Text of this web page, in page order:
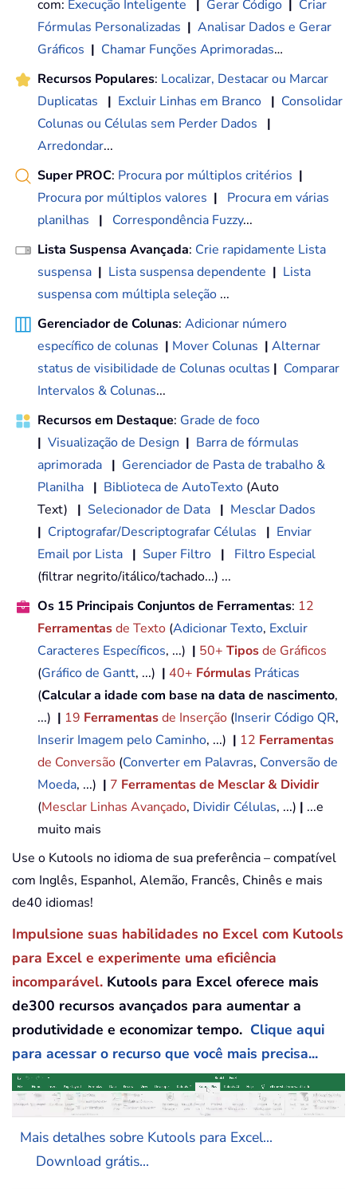
com: Execução Inteligente Gerar Código
Criar
Fórmulas Personalizadas | Analisar Dados e Gerar
Gráficos | Chamar Funções Aprimoradas…
Recursos Populares: Localizar, Destacar ou Marcar
Duplicatas
| Excluir Linhas em Branco | Consolidar
Colunas ou Células sem Perder Dados
|
Arredondar...
Super PROC: Procura por múltiplos critérios |
Procura por múltiplos valores |
Procura em várias
planilhas
| Correspondência Fuzzy...
Lista Suspensa Avançada: Crie rapidamente Lista
suspensa | Lista suspensa dependente | Lista
suspensa com múltipla seleção ...
Gerenciador de Colunas: Adicionar número
específico de colunas | Mover Colunas | Alternar
status de visibilidade de Colunas ocultas | Comparar
Intervalos & Colunas...
Recursos em Destaque: Grade de foco
| Visualização de Design | Barra de fórmulas
aprimorada | Gerenciador de Pasta de trabalho &
Planilha | Biblioteca de AutoTexto (Auto
Text) | Selecionador de Data | Mesclar Dados
| Criptografar/Descriptografar Células | Enviar
Email por Lista | Super Filtro |
Filtro Especial
(filtrar negrito/itálico/tachado...) ...
Os 15 Principais Conjuntos de Ferramentas: 12
Ferramentasde Texto (Adicionar Texto, Excluir
Caracteres Específicos, ...) | 50+ Tiposde Gráficos
(Gráfico de Gantt, ...) | 40+ Fórmulas Práticas
(Calcular a idade com base na data de nascimento,
...) | 19 Ferramentasde Inserção (Inserir Código QR,
Inserir Imagem pelo Caminho, ...) | 12 Ferramentas
de Conversão (Converter em Palavras, Conversão de
Moeda, ...) | 7 Ferramentas de Mesclar & Dividir
(Mesclar Linhas Avançado, Dividir Células, ...) | ...e
muito mais
Use o Kutools no idioma de sua preferência – compatível
com Inglês, Espanhol, Alemão, Francês, Chinês e mais
de40 idiomas!
Impulsione suas habilidades no Excel com Kutools
para Excel e experimente uma eficiência
incomparável. Kutools para Excel oferece mais
de300 recursos avançados para aumentar a
produtividade e economizar tempo. Clique aqui
para acessar o recurso que você mais precisa...
Mais detalhes sobre Kutools para Excel...
Download grátis...